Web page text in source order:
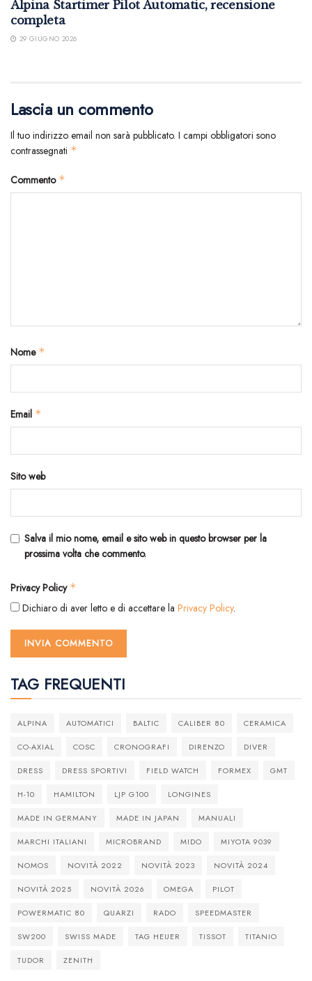
Alpina Startimer Pilot Automatic, recensione
completa
29 GIUGNO 2026
Lascia un commento
Il tuo indirizzo email non sarà pubblicato. I campi obbligatori sono
contrassegnati *
Commento *
Nome *
Email *
Sito web
Salva il mio nome, email e sito web in questo browser per la
prossima volta che commento.
Privacy Policy *
Dichiaro di aver letto e di accettare la Privacy Policy.
TAG FREQUENTI
ALPINA AUTOMATICI BALTIC CALIBER 80 CERAMICA
CO-AXIAL COSC CRONOGRAFI DIRENZO DIVER
DRESS DRESS SPORTIVI FIELD WATCH FORMEX GMT
H-10 HAMILTON LJP G100 LONGINES
MADE IN GERMANY MADE IN JAPAN MANUALI
MARCHI ITALIANI MICROBRAND MIDO MIYOTA 9039
NOMOS NOVITÀ 2022 NOVITÀ 2023 NOVITÀ 2024
NOVITÀ 2025 NOVITÀ 2026 OMEGA PILOT
POWERMATIC 80 QUARZI RADO SPEEDMASTER
SW200 SWISS MADE TAG HEUER TISSOT TITANIO
TUDOR ZENITH